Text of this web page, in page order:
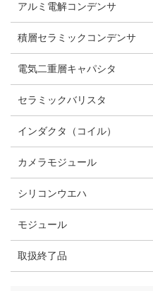
アルミ電解コンデンサ
積層セラミックコンデンサ
電気二重層キャパシタ
セラミックバリスタ
インダクタ（コイル）
カメラモジュール
シリコンウエハ
モジュール
取扱終了品